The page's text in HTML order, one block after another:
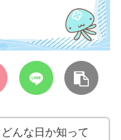
んな日か知って